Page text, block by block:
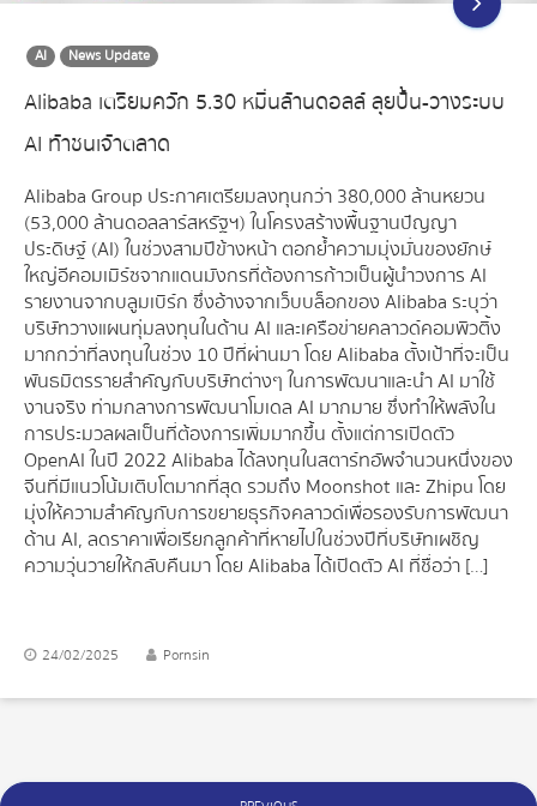
AI News Update
Alibaba เตรียมควัก 5.30 หมื่นล้านดอลล์ ลุยปั้น-วางระบบ
AI ท้าชนเจ้าตลาด
Alibaba Group ประกาศเตรียมลงทุนกว่า 380,000 ล้านหยวน
(53,000 ล้านดอลลาร์สหรัฐฯ) ในโครงสร้างพื้นฐานปัญญา
ประดิษฐ์ (AI) ในช่วงสามปีข้างหน้า ตอกย้ำความมุ่งมั่นของยักษ์
ใหญ่อีคอมเมิร์ซจากแดนมังกรที่ต้องการก้าวเป็นผู้นำวงการ AI
รายงานจากบลูมเบิร์ก ซึ่งอ้างจากเว็บบล็อกของ Alibaba ระบุว่า
บริษัทวางแผนทุ่มลงทุนในด้าน AI และเครือข่ายคลาวด์คอมพิวติ้ง
มากกว่าที่ลงทุนในช่วง 10 ปีที่ผ่านมา โดย Alibaba ตั้งเป้าที่จะเป็น
พันธมิตรรายสำคัญกับบริษัทต่างๆ ในการพัฒนาและนำ AI มาใช้
งานจริง ท่ามกลางการพัฒนาโมเดล AI มากมาย ซึ่งทำให้พลังใน
การประมวลผลเป็นที่ต้องการเพิ่มมากขึ้น ตั้งแต่การเปิดตัว
OpenAI ในปี 2022 Alibaba ได้ลงทุนในสตาร์ทอัพจำนวนหนึ่งของ
จีนที่มีแนวโน้มเติบโตมากที่สุด รวมถึง Moonshot และ Zhipu โดย
มุ่งให้ความสำคัญกับการขยายธุรกิจคลาวด์เพื่อรองรับการพัฒนา
ด้าน AI, ลดราคาเพื่อเรียกลูกค้าที่หายไปในช่วงปีที่บริษัทเผชิญ
ความวุ่นวายให้กลับคืนมา โดย Alibaba ได้เปิดตัว AI ที่ชื่อว่า […]
24/02/2025 Pornsin